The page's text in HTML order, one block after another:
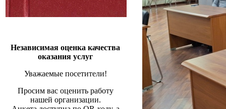
Независимая оценка качества
оказания услуг
Уважаемые посетители!
Просим вас оценить работу
нашей организации.